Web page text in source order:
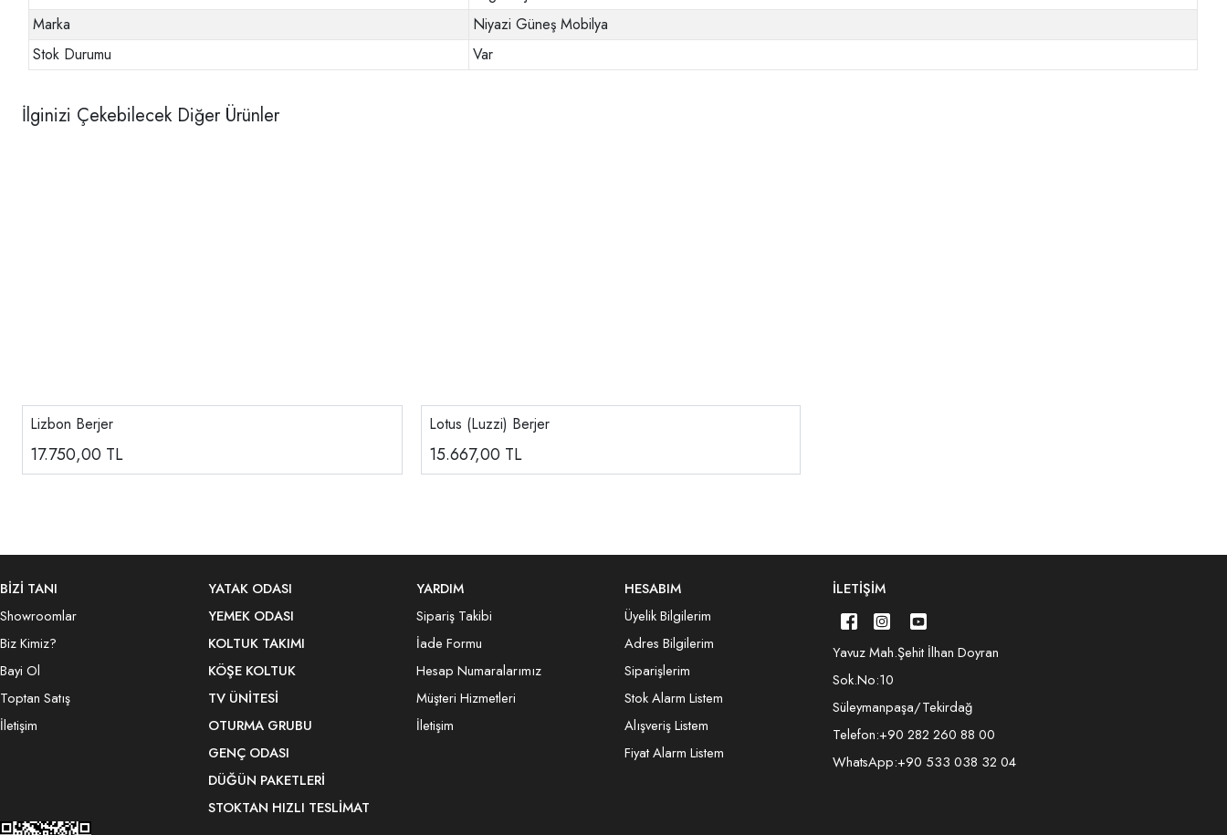
Marka
Niyazi Güneş Mobilya
Stok Durumu
Var
İlginizi Çekebilecek Diğer Ürünler
Lizbon Berjer
17.750,00 TL
Lotus (Luzzi) Berjer
15.667,00 TL
BİZİ TANI
Showroomlar
Biz Kimiz?
Bayi Ol
Toptan Satış
İletişim
YATAK ODASI
YEMEK ODASI
KOLTUK TAKIMI
KÖŞE KOLTUK
TV ÜNITESI
OTURMA GRUBU
GENÇ ODASI
DÜĞÜN PAKETLERI
STOKTAN HIZLI TESLIMAT
YARDIM
Sipariş Takibi
İade Formu
Hesap Numaralarımız
Müşteri Hizmetleri
İletişim
HESABIM
Üyelik Bilgilerim
Adres Bilgilerim
Siparişlerim
Stok Alarm Listem
Alışveriş Listem
Fiyat Alarm Listem
İLETIŞIM
Yavuz Mah.Şehit İlhan Doyran
Sok.No:10
Süleymanpaşa/Tekirdağ
Telefon:+90 282 260 88 00
WhatsApp:+90 533 038 32 04